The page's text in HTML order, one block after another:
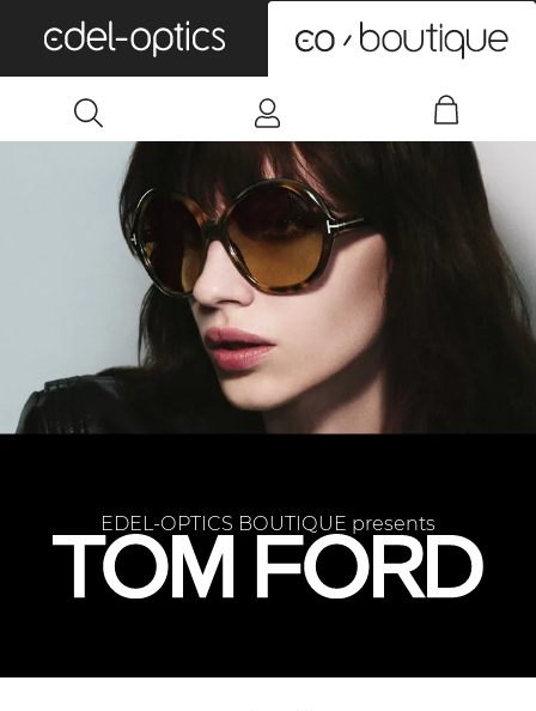
EDEL-OPTICS BOUTIQUE presents